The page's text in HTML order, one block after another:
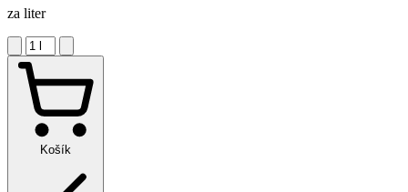
za liter
Košík